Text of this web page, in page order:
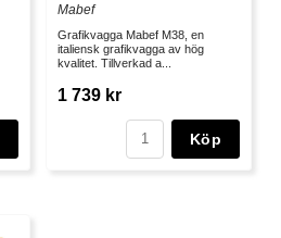
Mabef
Grafikvagga Mabef M38, en
italiensk grafikvagga av hög
kvalitet. Tillverkad a...
1 739 kr
Köp